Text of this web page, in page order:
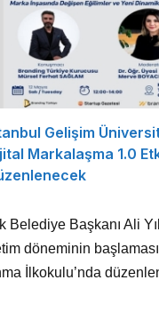
Gelişim
Markalaşma 1.0
Başkanı Ali
döneminin
İlkokulu’nda